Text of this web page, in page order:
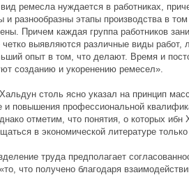
ремесла нуждается в работниках,
и разнообразны этапы производства в
Причем каждая группа работников
выявляются различные виды работ,
опыт в том, что делают. Время и
созданию и укоренению ремесел».
столь ясно указал на принцип
и повышения профессиональной
отметим, что понятия, о которых ибн
в экономической литературе только
труда предполагает
что получено благодаря